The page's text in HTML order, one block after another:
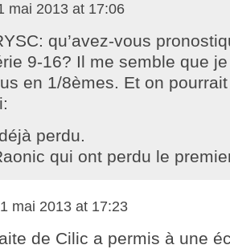
mai 2013 at 17:06
qu’avez-vous
9-16? Il me semble que
en 1/8èmes. Et on
perdu.
qui ont perdu le
mai 2013 at 17:23
de Cilic a permis à une